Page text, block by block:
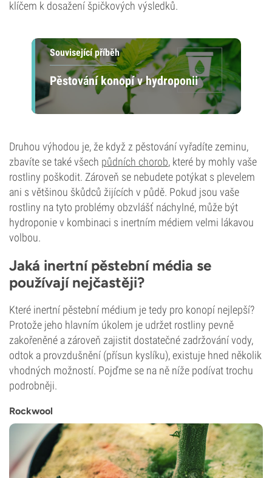
klíčem k dosažení špičkových výsledků.
Související příběh
Pěstování konopí v hydroponii
Druhou výhodou je, že když z pěstování vyřadíte zeminu,
zbavíte se také všech půdních chorob, které by mohly vaše
rostliny poškodit. Zároveň se nebudete potýkat s plevelem
ani s většinou škůdců žijících v půdě. Pokud jsou vaše
rostliny na tyto problémy obzvlášť náchylné, může být
hydroponie v kombinaci s inertním médiem velmi lákavou
volbou.
Jaká inertní pěstební média se
používají nejčastěji?
Které inertní pěstební médium je tedy pro konopí nejlepší?
Protože jeho hlavním úkolem je udržet rostliny pevně
zakořeněné a zároveň zajistit dostatečné zadržování vody,
odtok a provzdušnění (přísun kyslíku), existuje hned několik
vhodných možností. Pojďme se na ně níže podívat trochu
podrobněji.
Rockwool